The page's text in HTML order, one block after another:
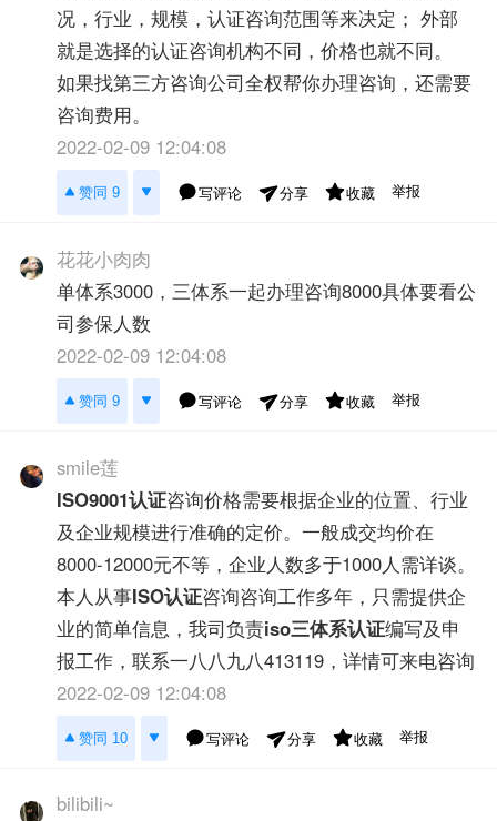
况，行业，规模，认证咨询范围等来决定； 外部
就是选择的认证咨询机构不同，价格也就不同。
如果找第三方咨询公司全权帮你办理咨询，还需要
咨询费用。
2022-02-09 12:04:08
赞同 9 写评论 分享 收藏 举报
花花小肉肉
单体系3000，三体系一起办理咨询8000具体要看公
司参保人数
2022-02-09 12:04:08
赞同 9 写评论 分享 收藏 举报
smile莲
ISO9001认证咨询价格需要根据企业的位置、行业
及企业规模进行准确的定价。一般成交均价在
8000-12000元不等，企业人数多于1000人需详谈。
本人从事ISO认证咨询咨询工作多年，只需提供企
业的简单信息，我司负责iso三体系认证编写及申
报工作，联系一八八九八413119，详情可来电咨询
2022-02-09 12:04:08
赞同 10 写评论 分享 收藏 举报
bilibili~